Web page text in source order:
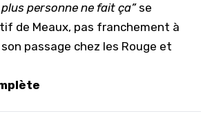
personne ne fait ça”se
de Meaux, pas franchement à
passage chez les Rouge et